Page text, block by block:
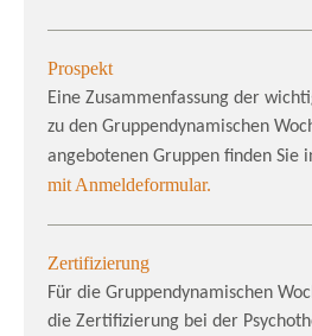
Prospekt
Eine Zusammenfassung der
zu den Gruppendynamischen
angebotenen Gruppen finden Sie
mit Anmeldeformular.
Zertifizierung
Für die Gruppendynamischen
die Zertifizierung bei der